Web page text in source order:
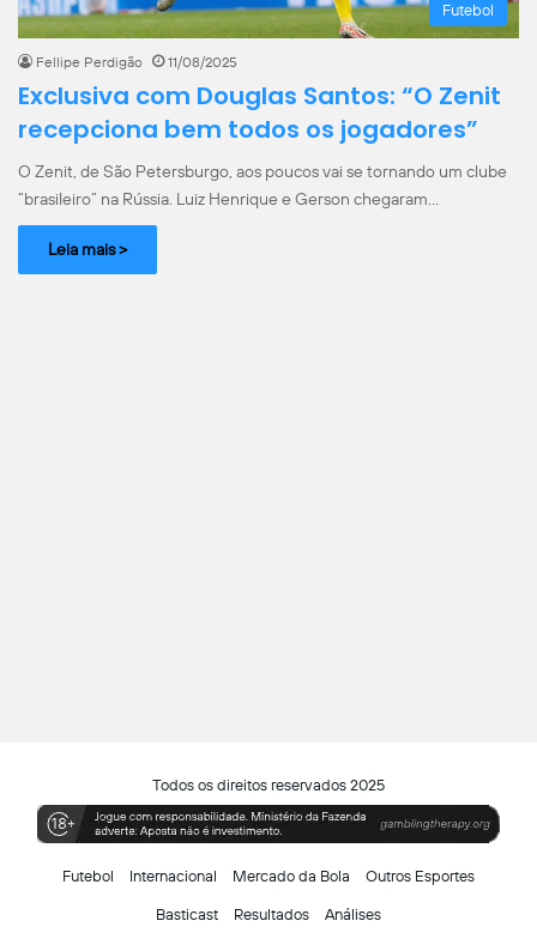
Futebol
Fellipe Perdigão 11/08/2025
Exclusiva com Douglas Santos: “O Zenit
recepciona bem todos os jogadores”
O Zenit, de São Petersburgo, aos poucos vai se tornando um clube
“brasileiro” na Rússia. Luiz Henrique e Gerson chegaram…
Leia mais >
Todos os direitos reservados 2025
Futebol Internacional Mercado da Bola Outros Esportes
Basticast Resultados Análises